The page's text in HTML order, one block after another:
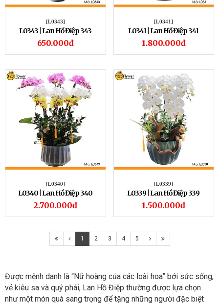
[L0343]
L0343 | Lan Hồ Điệp 343
650.000đ
[L0341]
L0341 | Lan Hồ Điệp 341
1.800.000đ
[L0340]
L0340 | Lan Hồ Điệp 340
2.700.000đ
[L0339]
L0339 | Lan Hồ Điệp 339
1.500.000đ
1 2 3 4 5
Được mệnh danh là “Nữ hoàng của các loài hoa” bởi sức sống,
vẻ kiêu sa và quý phái, Lan Hồ Điệp thường được lựa chọn
như một món quà sang trọng để tặng những người đặc biệt